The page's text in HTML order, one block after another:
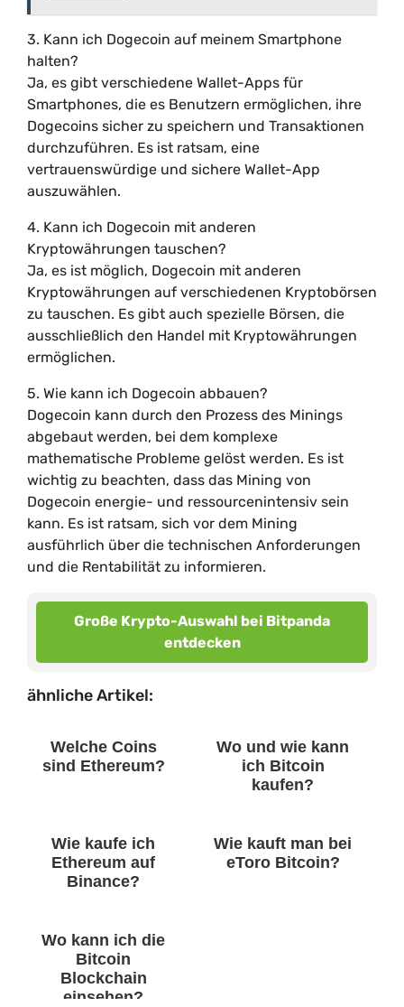
3. Kann ich Dogecoin auf meinem Smartphone
halten?
Ja, es gibt verschiedene Wallet-Apps für
Smartphones, die es Benutzern ermöglichen, ihre
Dogecoins sicher zu speichern und Transaktionen
durchzuführen. Es ist ratsam, eine
vertrauenswürdige und sichere Wallet-App
auszuwählen.
4. Kann ich Dogecoin mit anderen
Kryptowährungen tauschen?
Ja, es ist möglich, Dogecoin mit anderen
Kryptowährungen auf verschiedenen Kryptobörsen
zu tauschen. Es gibt auch spezielle Börsen, die
ausschließlich den Handel mit Kryptowährungen
ermöglichen.
5. Wie kann ich Dogecoin abbauen?
Dogecoin kann durch den Prozess des Minings
abgebaut werden, bei dem komplexe
mathematische Probleme gelöst werden. Es ist
wichtig zu beachten, dass das Mining von
Dogecoin energie- und ressourcenintensiv sein
kann. Es ist ratsam, sich vor dem Mining
ausführlich über die technischen Anforderungen
und die Rentabilität zu informieren.
Große Krypto-Auswahl bei Bitpanda
entdecken
ähnliche Artikel:
Welche Coins
sind Ethereum?
Wo und wie kann
ich Bitcoin
kaufen?
Wie kaufe ich
Ethereum auf
Binance?
Wie kauft man bei
eToro Bitcoin?
Wo kann ich die
Bitcoin
Blockchain
einsehen?